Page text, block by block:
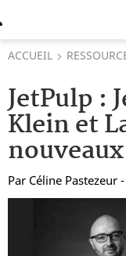
ACCUEIL
JetPulp :
Klein et
Par Céline Pastezeur